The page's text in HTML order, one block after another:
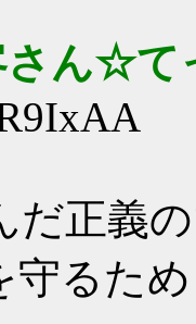
さん☆て
だ正義
守るた